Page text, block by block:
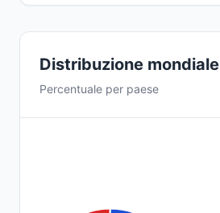
Distribuzione mondiale
Percentuale per paese